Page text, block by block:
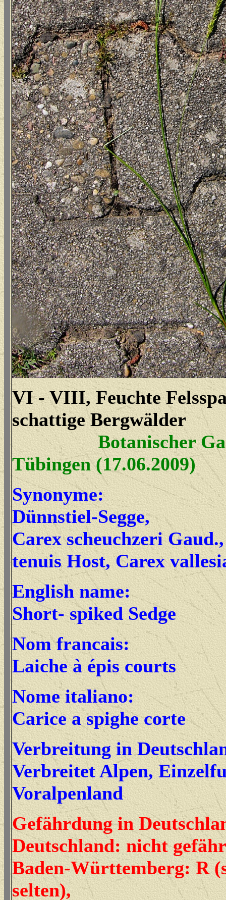
VI - VIII, Feuchte
schattige Bergwälder
Botanischer
Tübingen (17.06.2009)
Synonyme:
Dünnstiel-Segge,
Carex scheuchzeri
tenuis Host, Carex
English name:
Short- spiked Sedge
Nom francais:
Laiche à épis courts
Nome italiano:
Carice a spighe corte
Verbreitung in
Verbreitet Alpen,
Voralpenland
Gefährdung in
Deutschland: nicht
Baden-Württemberg: R
selten),